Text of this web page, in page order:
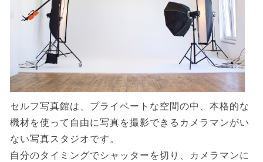
セルフ写真館は、プライベートな空間の中、本格的な
機材を使って自由に写真を撮影できるカメラマンがい
ない写真スタジオです。
自分のタイミングでシャッターを切り、カメラマンに